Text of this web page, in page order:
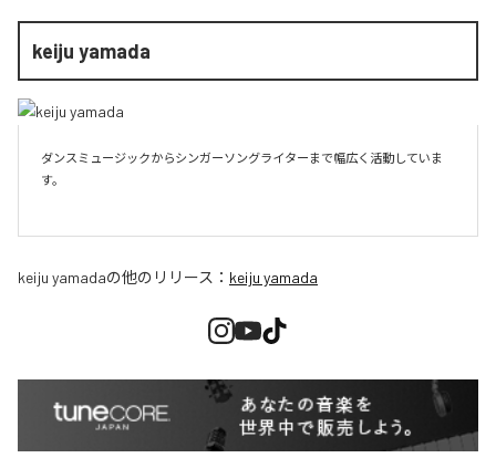
keiju yamada
ダンスミュージックからシンガーソングライターまで幅広く活動していま
す。
keiju yamadaの他のリリース： keiju yamada